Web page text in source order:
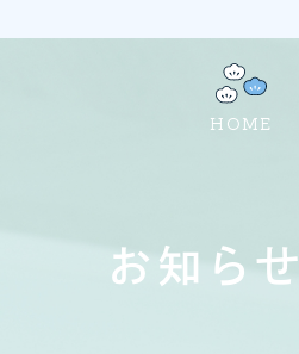
HOME
お知らせ